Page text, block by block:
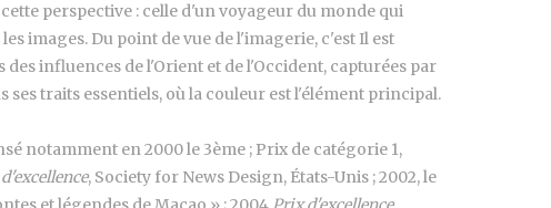
perspective : celle d'un voyageur du monde qui
images. Du point de vue de l'imagerie, c'est Il est
influences de l'Orient et de l'Occident, capturées par
ses traits essentiels, où la couleur est l'élément principal.
notamment en 2000 le 3ème ; Prix de catégorie 1,
, Society for News Design, États-Unis ; 2002, le